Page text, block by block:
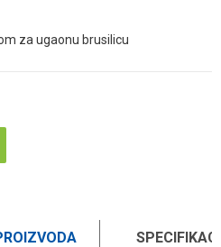
za ugaonu brusilicu